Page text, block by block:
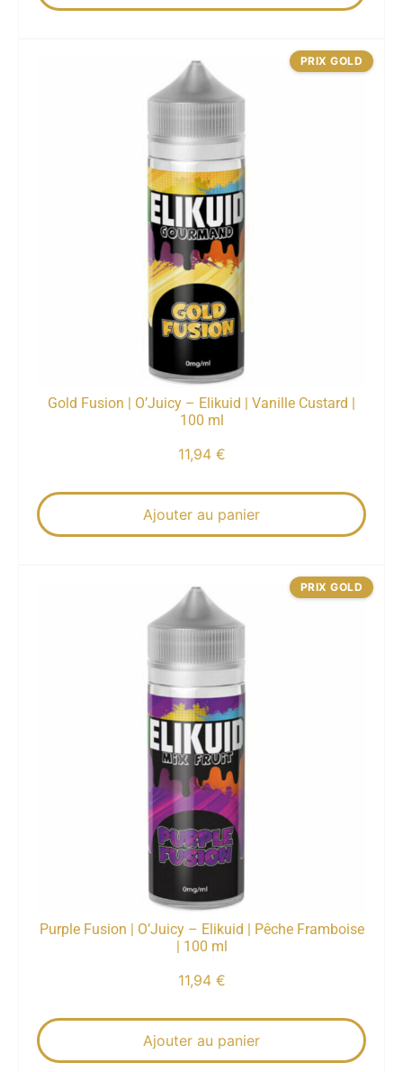
Gold Fusion | O’Juicy – Elikuid | Vanille Custard |
100 ml
11,94 €
Ajouter au panier
PRIX GOLD
Purple Fusion | O’Juicy – Elikuid | Pêche Framboise
| 100 ml
11,94 €
Ajouter au panier
PRIX GOLD